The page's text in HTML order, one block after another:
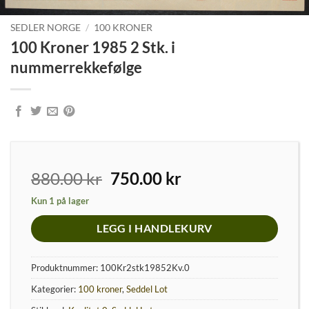
SEDLER NORGE / 100 KRONER
100 Kroner 1985 2 Stk. i
nummerrekkefølge
880.00kr Opprinnelig
var:
880.00 kr.
750.00 krNåværende
er:
750.00 kr.
Kun 1 på lager
LEGG I HANDLEKURV
Produktnummer: 100Kr2stk19852Kv.0
Kategorier: 100 kroner, Seddel Lot